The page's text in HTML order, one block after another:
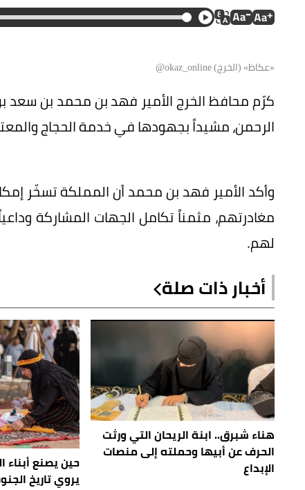
«عكاظ» (الخرج) okaz_online@
كرّم محافظ الخرج الأمير فهد بن محمد بن سعد
الرحمن، مشيداً بجهودها في خدمة الحجاج
وأكد الأمير فهد بن محمد أن المملكة تسخّر
مغادرتهم، مثمناً تكامل الجهات المشاركة
لهم.
أخبار ذات صلة
هناء شبرق.. ابنة الريحان التي ورثت
الحرف عن أبيها وحملته إلى منصات
الإبداع
حين يصنع أبناء
يروي تاريخ